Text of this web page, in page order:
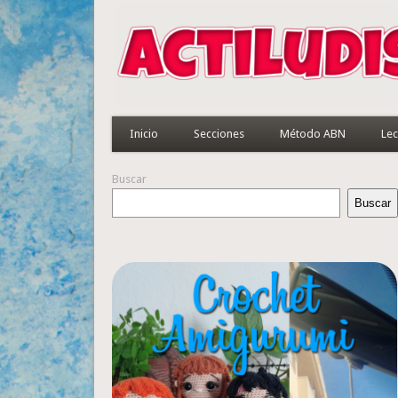
Inicio Secciones Método ABN
Buscar
Buscar